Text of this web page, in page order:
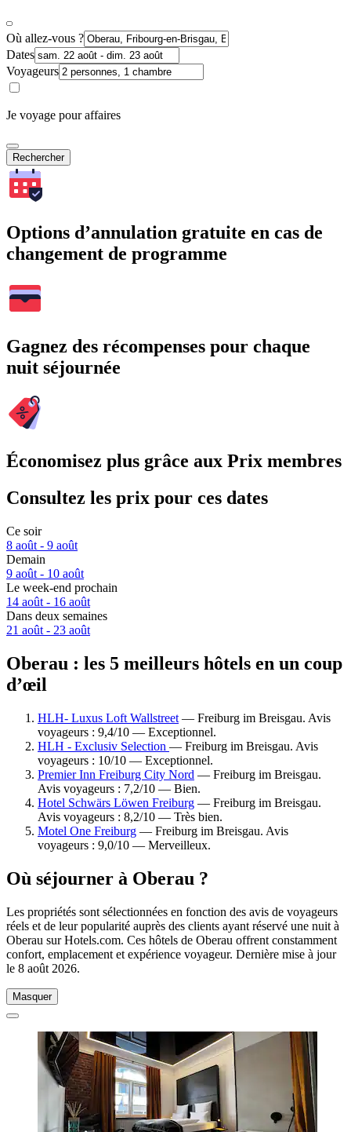
Où allez-vous ?
Dates
Voyageurs
Je voyage pour affaires
Rechercher
Options d’annulation gratuite en cas de
changement de programme
Gagnez des récompenses pour chaque
nuit séjournée
Économisez plus grâce aux Prix membres
Consultez les prix pour ces dates
Ce soir
8 août - 9 août
Demain
9 août - 10 août
Le week-end prochain
14 août - 16 août
Dans deux semaines
21 août - 23 août
Oberau : les 5 meilleurs hôtels en un coup
d’œil
HLH- Luxus Loft Wallstreet — Freiburg im Breisgau. Avis
voyageurs : 9,4/10 — Exceptionnel.
HLH - Exclusiv Selection — Freiburg im Breisgau. Avis
voyageurs : 10/10 — Exceptionnel.
Premier Inn Freiburg City Nord — Freiburg im Breisgau.
Avis voyageurs : 7,2/10 — Bien.
Hotel Schwärs Löwen Freiburg — Freiburg im Breisgau.
Avis voyageurs : 8,2/10 — Très bien.
Motel One Freiburg — Freiburg im Breisgau. Avis
voyageurs : 9,0/10 — Merveilleux.
Où séjourner à Oberau ?
Les propriétés sont sélectionnées en fonction des avis de voyageurs
réels et de leur popularité auprès des clients ayant réservé une nuit à
Oberau sur Hotels.com. Ces hôtels de Oberau offrent constamment
confort, emplacement et expérience voyageur. Dernière mise à jour
le 8 août 2026.
Masquer